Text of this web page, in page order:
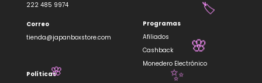
222 485 9974
Correo
tienda@japanboxstore.com
Políticas
Programas
Afiliados
Cashback
Monedero Electrónico
🏷️
🌸